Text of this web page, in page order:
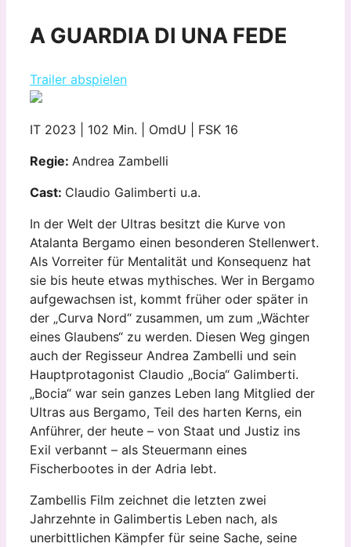
A GUARDIA DI UNA FEDE
Trailer abspielen
IT 2023 | 102 Min. | OmdU | FSK 16
Regie: Andrea Zambelli
Cast: Claudio Galimberti u.a.
In der Welt der Ultras besitzt die Kurve von
Atalanta Bergamo einen besonderen Stellenwert.
Als Vorreiter für Mentalität und Konsequenz hat
sie bis heute etwas mythisches. Wer in Bergamo
aufgewachsen ist, kommt früher oder später in
der „Curva Nord“ zusammen, um zum „Wächter
eines Glaubens“ zu werden. Diesen Weg gingen
auch der Regisseur Andrea Zambelli und sein
Hauptprotagonist Claudio „Bocia“ Galimberti.
„Bocia“ war sein ganzes Leben lang Mitglied der
Ultras aus Bergamo, Teil des harten Kerns, ein
Anführer, der heute – von Staat und Justiz ins
Exil verbannt – als Steuermann eines
Fischerbootes in der Adria lebt.
Zambellis Film zeichnet die letzten zwei
Jahrzehnte in Galimbertis Leben nach, als
unerbittlichen Kämpfer für seine Sache, seine